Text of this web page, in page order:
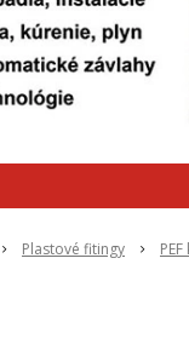
Plastové fitingy